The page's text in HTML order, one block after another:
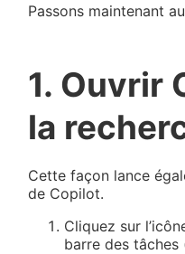
Passons maintenant
1. Ouvrir
la
Cette façon lance
de Copilot.
Cliquez sur
barre des tâches